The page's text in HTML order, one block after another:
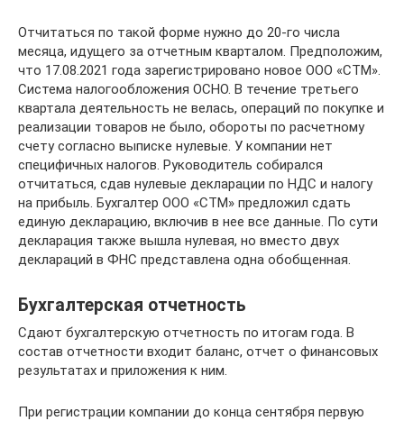
Отчитаться по такой форме нужно до 20-го числа
месяца, идущего за отчетным кварталом. Предположим,
что 17.08.2021 года зарегистрировано новое ООО «СТМ».
Система налогообложения ОСНО. В течение третьего
квартала деятельность не велась, операций по покупке и
реализации товаров не было, обороты по расчетному
счету согласно выписке нулевые. У компании нет
специфичных налогов. Руководитель собирался
отчитаться, сдав нулевые декларации по НДС и налогу
на прибыль. Бухгалтер ООО «СТМ» предложил сдать
единую декларацию, включив в нее все данные. По сути
декларация также вышла нулевая, но вместо двух
деклараций в ФНС представлена одна обобщенная.
Бухгалтерская отчетность
Сдают бухгалтерскую отчетность по итогам года. В
состав отчетности входит баланс, отчет о финансовых
результатах и приложения к ним.
При регистрации компании до конца сентября первую